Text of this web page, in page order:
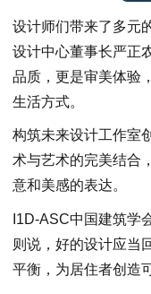
设计师们带来了多元
设计中心董事长严正
品质，更是审美体验
生活方式。
构筑未来设计工作室
术与艺术的完美结合
意和美感的表达。
I1D-ASC中国建筑学
则说，好的设计应当
平衡，为居住者创造